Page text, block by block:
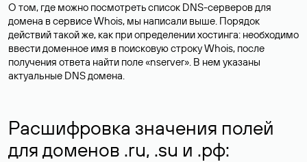
О том, где можно посмотреть список DNS-серверов для
домена в сервисе Whois, мы написали выше. Порядок
действий такой же, как при определении хостинга: необходимо
ввести доменное имя в поисковую строку Whois, после
получения ответа найти поле «nserver». В нем указаны
актуальные DNS домена.
Расшифровка значения полей
для доменов .ru, .su и .рф: